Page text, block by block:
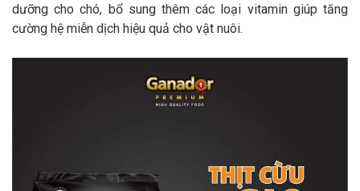
dưỡng cho chó, bổ sung thêm các loại vitamin giúp tăng
cường hệ miễn dịch hiệu quả cho vật nuôi.